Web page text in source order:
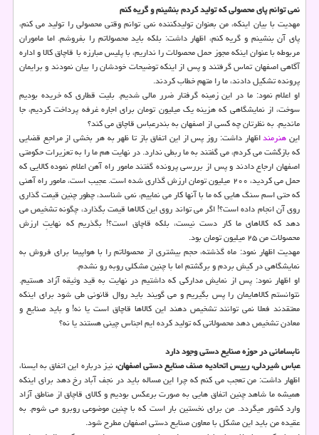
نمی توانم پای محصولی كه تولید كردم بنشینم و گریه كنم
مهدیت با بیان اینكه، من بعنوان تولیدكننده نمی توانم وقتی محصولی را تولید می كنم،
پای آن بنشینم و گریه كنم، اظهار داشت: بلكه باید محصولاتم را بفروشم. اما ماموران
مربوطه با عنوان اینكه مجوز حمل محصولات را نداریم، با پلیس مبارزه با قاچاق كالا و اداره
آگاهی اصفهان تماس گرفتند و پس از اینكه توضیحات خودشان را بیان نمودند و برایمان
پرونده تشكیل دادند، ما را متهم خطاب كردند.
او اعلام نمود: ما در این زمینه گرفتار ضرر مالی شدیم. بلیت قطاری كه خریده بودیم
سوخت، از نمایشگاهی كه هزینه یك میلیون تومان برای اجاره غرفه پرداخت كردیم، جا
ماندیم. به نظرتان چه كسی از اصفهان به بندرعباس قاچاق می كند؟
اینهنرمنداظهار داشت: روز پس از این اتفاق باز تا ظهر به هر بخشی از مراجع قضایی
كه بازگشت می كردم، می گفتند به ما ربطی ندارد. در نهایت هم ما را به تعزیرات حكومتی
اصفهان ارجاع دادند و پس از بررسی پرونده گفتند مامور راه آهن اعلام نموده كالایی كه
حمل می كردید، ۲۰۰ میلیون تومان ارزش گذاری شده است. عجیب است، مامور راه آهنی
كه حتی اسم سنگ هایی كه ما با آنها كار می نماییم، نمی شناسد، چطور چنین قیمت گذاری
روی آن انجام داده است؟! اگر می تواند روی این كالاها قیمت بگذارد، چگونه تشخیص می
دهد كه كالاهای ما كار دست نیست، بلكه قاچاق است؟! بگذریم كه نهایتِ ارزش
محصولات من ۲۵ میلیون تومان بود.
مهدیت اظهار نمود: ماه گذشته، حجم بیشتری از محصولاتم را با هواپیما برای فروش به
نمایشگاهی در كیش بردم و برگشتم اما با چنین مشكلی روبه رو نشدم.
او اظهار نمود: پس از نمایش مداركی كه داشتیم در نهایت به قید وثیقه آزاد هستیم.
نتوانستم كالاهایمان را پس بگیریم و می گویند باید روال قانونی طی شود برای اینكه
معتقدند فعلا نمی توانند تشخیص دهند این كالاها قاچاق است یا نه! و باید صنایع و
معادن تشخیص دهد محصولاتی كه تولید كرده ایم اجناس چینی هستند یا نه؟
نابسامانی در حوزه صنایع دستی وجود دارد
عباس شیردلی، رییس اتحادیه صنف صنایع دستی اصفهان،نیز درباره این اتفاق به ایسنا،
اظهار داشت: من تعجب می كنم كه چرا این مساله باید در نجف آباد رخ دهد برای اینكه
همیشه ما شاهد چنین اتفاق هایی به صورت برعكس بودیم و كالای قاچاق از مناطق آزاد
وارد كشور میگردد. من برای نخستین بار است كه با چنین موضوعی روبرو می شوم. به
عقیده من باید این مشكل با معاون صنایع دستی اصفهان مطرح شود.